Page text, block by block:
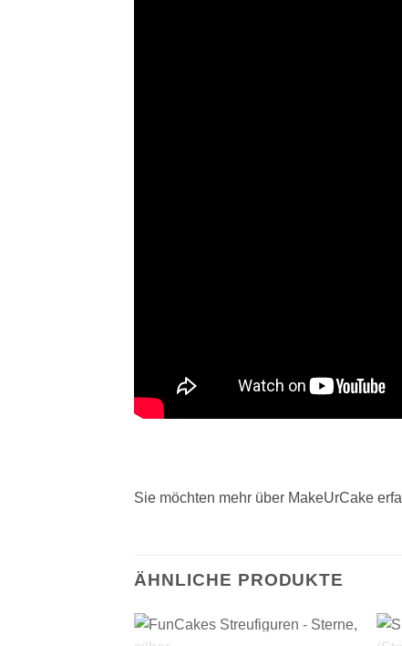
Sie möchten mehr über MakeUrCake
ÄHNLICHE PRODUKTE